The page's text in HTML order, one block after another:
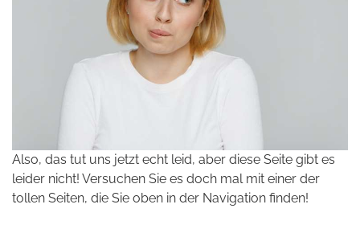
Also, das tut uns jetzt echt leid, aber diese Seite gibt es
leider nicht! Versuchen Sie es doch mal mit einer der
tollen Seiten, die Sie oben in der Navigation finden!